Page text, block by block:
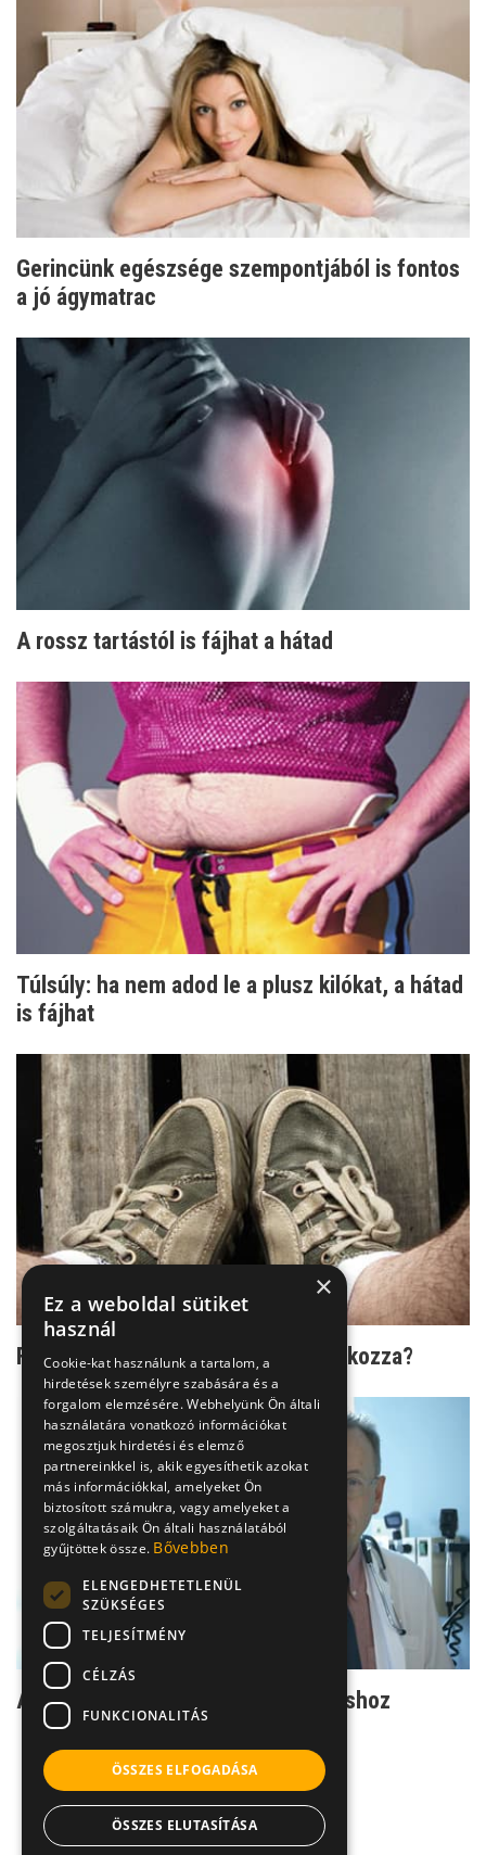
Gerincünk egészsége szempontjából is fontos
a jó ágymatrac
A rossz tartástól is fájhat a hátad
Túlsúly: ha nem adod le a plusz kilókat, a hátad
is fájhat
Fáj a hátam! Lehet, hogy a cipőm okozza?
Apróbb panaszokkal is fordulj orvoshoz
×
Ez a weboldal sütiket
használ
Cookie-kat használunk a tartalom, a
hirdetések személyre szabására és a
forgalom elemzésére. Webhelyünk Ön általi
használatára vonatkozó információkat
megosztjuk hirdetési és elemző
partnereinkkel is, akik egyesíthetik azokat
más információkkal, amelyeket Ön
biztosított számukra, vagy amelyeket a
szolgáltatásaik Ön általi használatából
gyűjtöttek össze. Bővebben
ELENGEDHETETLENÜL
SZÜKSÉGES
TELJESÍTMÉNY
CÉLZÁS
FUNKCIONALITÁS
ÖSSZES ELFOGADÁSA
ÖSSZES ELUTASÍTÁSA